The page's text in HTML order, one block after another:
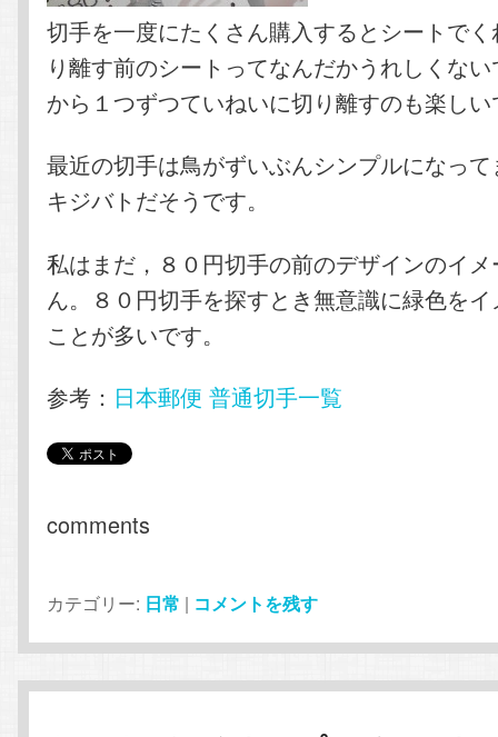
切手を一度にたくさん購入するとシートで
り離す前のシートってなんだかうれしくな
から１つずつていねいに切り離すのも楽し
最近の切手は鳥がずいぶんシンプルになっ
キジバトだそうです。
私はまだ，８０円切手の前のデザインのイ
ん。８０円切手を探すとき無意識に緑色を
ことが多いです。
参考： 日本郵便 普通切手一覧
comments
カテゴリー: 日常 | コメントを残す